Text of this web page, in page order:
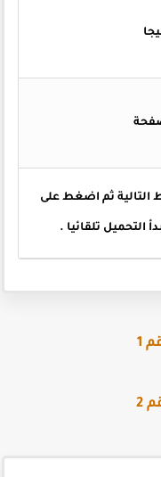
ثم اضغط على